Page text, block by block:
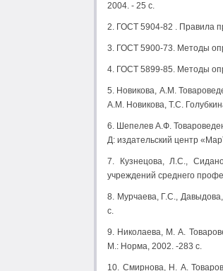
2004. - 25 с.
2. ГОСТ 5904-82 . Правила
3. ГОСТ 5900-73. Методы
4. ГОСТ 5899-85. Методы
5. Новикова, А.М.
А.М. Новикова, Т.С.
6. Шепелев А.Ф.
Д: издательский центр
7. Кузнецова, Л.С.,
учреждений среднего
8. Мурчаева, Г.С.,
с.
9. Николаева, М. А.
М.: Норма, 2002. -283 с.
10. Смирнова, Н. А.